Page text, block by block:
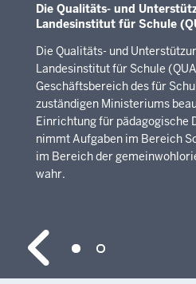
Die Qualitäts- und
Landesinstitut für Schule
Die Qualitäts- und
Landesinstitut für Schule
Geschäftsbereich des für
zuständigen Ministeriums
Einrichtung für pädagogische
nimmt Aufgaben im Bereich
im Bereich der
wahr.